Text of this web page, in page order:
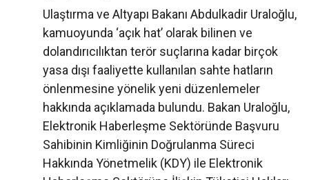
Ulaştırma ve Altyapı Bakanı Abdulkadir Uraloğlu,
kamuoyunda ‘açık hat’ olarak bilinen ve
dolandırıcılıktan terör suçlarına kadar birçok
yasa dışı faaliyette kullanılan sahte hatların
önlenmesine yönelik yeni düzenlemeler
hakkında açıklamada bulundu. Bakan Uraloğlu,
Elektronik Haberleşme Sektöründe Başvuru
Sahibinin Kimliğinin Doğrulanma Süreci
Hakkında Yönetmelik (KDY) ile Elektronik